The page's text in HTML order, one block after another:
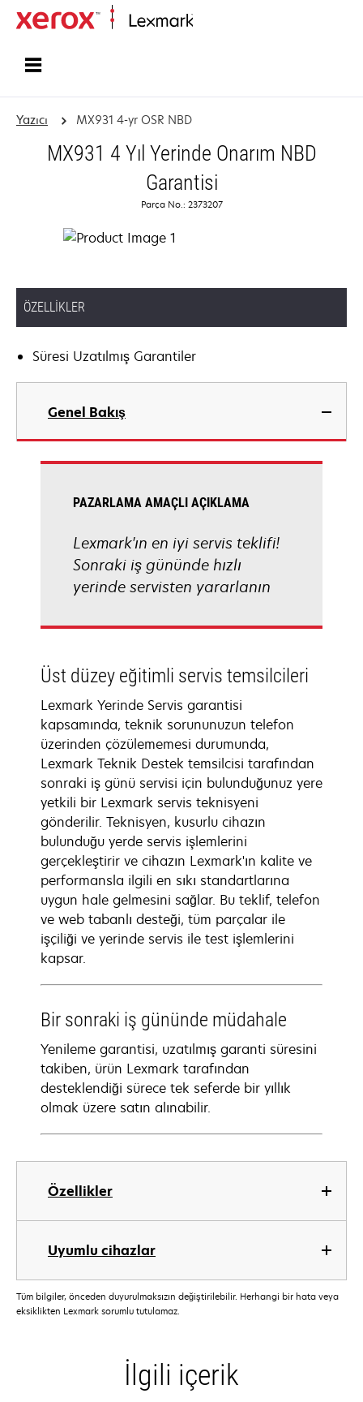
Yazıcı MX931 4-yr OSR NBD
MX931 4 Yıl Yerinde Onarım NBD
Garantisi
Parça No.: 2373207
ÖZELLIKLER
Süresi Uzatılmış Garantiler
Genel Bakış
Özellikler
Uyumlu cihazlar
PAZARLAMA AMAÇLI AÇIKLAMA
Lexmark'ın en iyi servis teklifi!
Sonraki iş gününde hızlı
yerinde servisten yararlanın
Üst düzey eğitimli servis temsilcileri
Lexmark Yerinde Servis garantisi
kapsamında, teknik sorununuzun telefon
üzerinden çözülememesi durumunda,
Lexmark Teknik Destek temsilcisi tarafından
sonraki iş günü servisi için bulunduğunuz yere
yetkili bir Lexmark servis teknisyeni
gönderilir. Teknisyen, kusurlu cihazın
bulunduğu yerde servis işlemlerini
gerçekleştirir ve cihazın Lexmark'ın kalite ve
performansla ilgili en sıkı standartlarına
uygun hale gelmesini sağlar. Bu teklif, telefon
ve web tabanlı desteği, tüm parçalar ile
işçiliği ve yerinde servis ile test işlemlerini
kapsar.
Bir sonraki iş gününde müdahale
Yenileme garantisi, uzatılmış garanti süresini
takiben, ürün Lexmark tarafından
desteklendiği sürece tek seferde bir yıllık
olmak üzere satın alınabilir.
Tüm bilgiler, önceden duyurulmaksızın değiştirilebilir. Herhangi bir hata veya
eksiklikten Lexmark sorumlu tutulamaz.
İlgili içerik